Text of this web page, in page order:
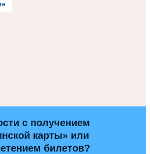
с получением
карты» или
билетов?